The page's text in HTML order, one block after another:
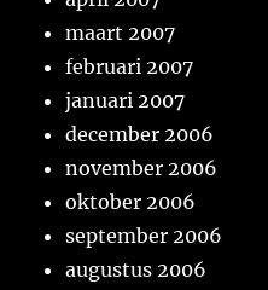
maart 2007
februari 2007
januari 2007
december 2006
november 2006
oktober 2006
september 2006
augustus 2006